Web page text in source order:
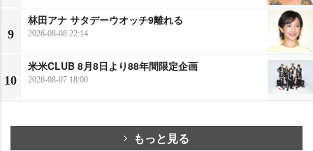
9
林田アナ サタデーウオッチ9離れる
2026-08-08 22:14
10
米米CLUB 8月8日より88年間限定企画
2026-08-07 18:00
もっと見る